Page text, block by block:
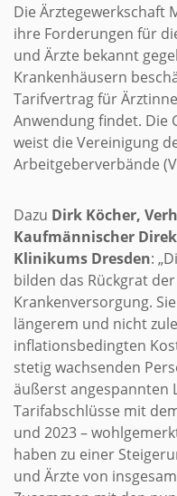
Die Ärztegewerkschaft
ihre Forderungen für
und Ärzte bekannt
Krankenhäusern
Tarifvertrag für
Anwendung findet. Die
weist die Vereinigung
Arbeitgeberverbände
Dazu Dirk Köcher,
Kaufmännischer
Klinikums Dresden:
bilden das Rückgrat
Krankenversorgung.
längerem und nicht
inflationsbedingten
stetig wachsenden
äußerst angespannten
Tarifabschlüsse mit
und 2023 –
haben zu einer
und Ärzte von